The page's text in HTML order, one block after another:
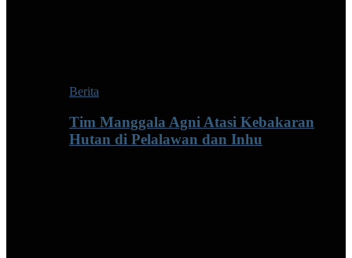
Berita
Tim Manggala Agni Atasi Kebakaran
Hutan di Pelalawan dan Inhu